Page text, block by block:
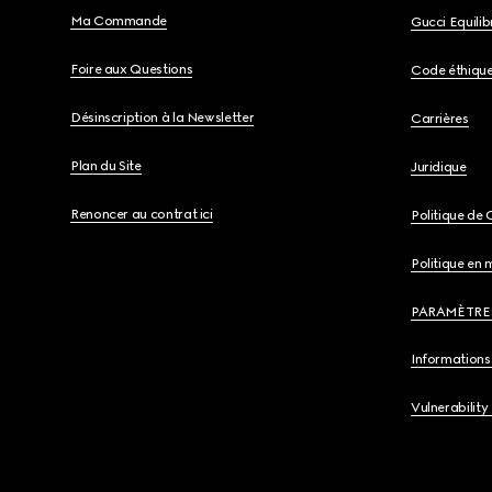
Ma Commande
Foire aux Questions
Désinscription à la Newsletter
Plan du Site
Renoncer au contrat ici
Gucci
Code
Carrières
Juridique
Politique de
Politique en
Informations
Vulnerability